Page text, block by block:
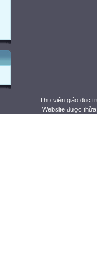
Thư viện giáo dục
Website được